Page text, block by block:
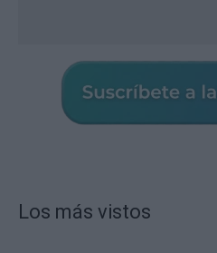
Los más vistos